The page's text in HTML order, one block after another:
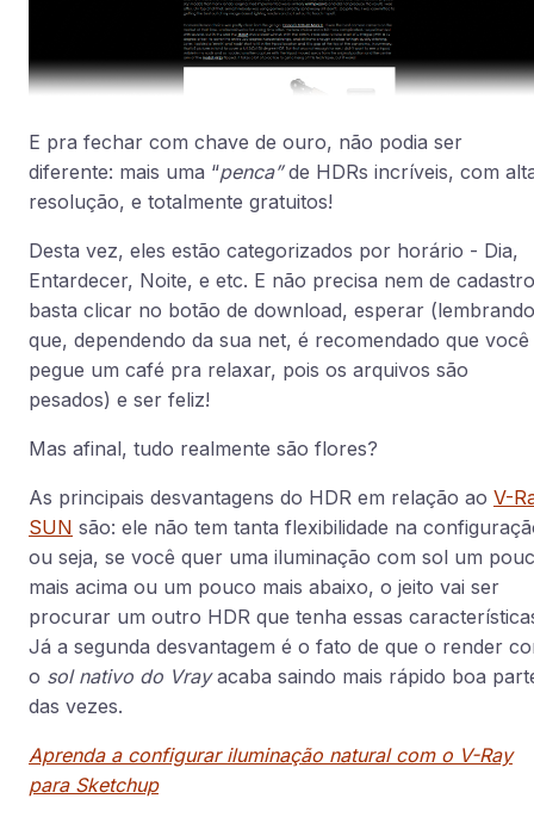
E pra fechar com chave de ouro, não podia ser
diferente: mais uma “penca”de HDRs incríveis, com
resolução, e totalmente gratuitos!
Desta vez, eles estão categorizados por horário - Dia,
Entardecer, Noite, e etc. E não precisa nem de
basta clicar no botão de download, esperar (lembrando
que, dependendo da sua net, é recomendado que você
pegue um café pra relaxar, pois os arquivos são
pesados) e ser feliz!
Mas afinal, tudo realmente são flores?
As principais desvantagens do HDR em relação ao V-
SUN são: ele não tem tanta flexibilidade na
ou seja, se você quer uma iluminação com sol um
mais acima ou um pouco mais abaixo, o jeito vai ser
procurar um outro HDR que tenha essas
Já a segunda desvantagem é o fato de que o render
o sol nativo do Vrayacaba saindo mais rápido boa
das vezes.
Aprenda a configurar iluminação natural com o V-Ray
para Sketchup